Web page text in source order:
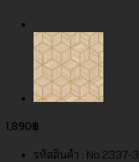
1,890฿
รหัสสินค้า : No.2337-3